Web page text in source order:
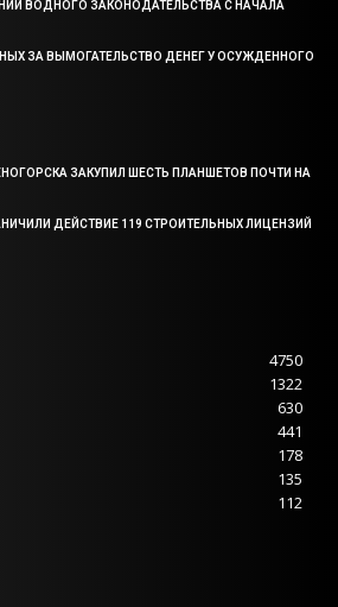
ВОДНОГО ЗАКОНОДАТЕЛЬСТВА С НАЧАЛА
ЗА ВЫМОГАТЕЛЬСТВО ДЕНЕГ У ОСУЖДЕННОГО
ЗАКУПИЛ ШЕСТЬ ПЛАНШЕТОВ ПОЧТИ НА
ДЕЙСТВИЕ 119 СТРОИТЕЛЬНЫХ ЛИЦЕНЗИЙ
4750
1322
630
441
178
135
112